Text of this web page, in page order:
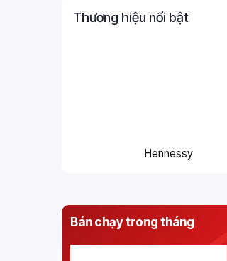
Thương hiệu nổi bật
Hennessy
Bán chạy trong tháng